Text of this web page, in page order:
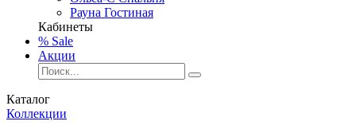
Рауна Гостиная
Кабинеты
% Sale
Акции
Каталог
Коллекции